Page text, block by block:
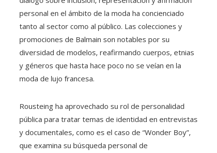
personal en el ámbito de la moda ha concienciado
tanto al sector como al público. Las colecciones y
promociones de Balmain son notables por su
diversidad de modelos, reafirmando cuerpos, etnias
y géneros que hasta hace poco no se veían en la
moda de lujo francesa.
Rousteing ha aprovechado su rol de personalidad
pública para tratar temas de identidad en entrevistas
y documentales, como es el caso de “Wonder Boy”,
que examina su búsqueda personal de